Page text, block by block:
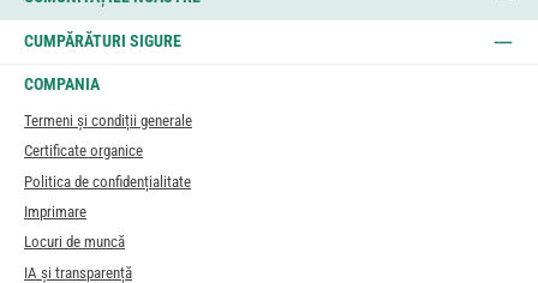
CUMPĂRĂTURI SIGURE
COMPANIA
Termeni și condiții generale
Certificate organice
Politica de confidențialitate
Imprimare
Locuri de muncă
IA și transparență